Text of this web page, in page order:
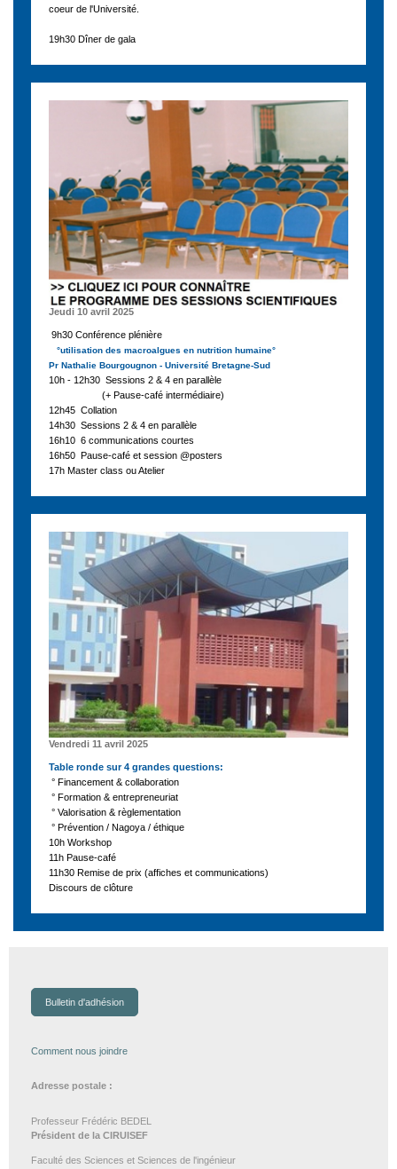
coeur de l'Université.
19h30 Dîner de gala
Jeudi 10 avril 2025
9h30 Conférence plénière
°utilisation des macroalgues en nutrition humaine°
Pr Nathalie Bourgougnon - Université Bretagne-Sud
10h - 12h30 Sessions 2 & 4 en parallèle
(+ Pause-café intermédiaire)
12h45 Collation
14h30 Sessions 2 & 4 en parallèle
16h10 6 communications courtes
16h50 Pause-café et session @posters
17h Master class ou Atelier
Vendredi 11 avril 2025
Table ronde sur 4 grandes questions:
° Financement & collaboration
° Formation & entrepreneuriat
° Valorisation & règlementation
° Prévention / Nagoya / éthique
10h Workshop
11h Pause-café
11h30 Remise de prix (affiches et communications)
Discours de clôture
Bulletin d'adhésion
Comment nous joindre
Adresse postale :
Professeur Frédéric BEDEL
Président de la CIRUISEF
Faculté des Sciences et Sciences de l'ingénieur